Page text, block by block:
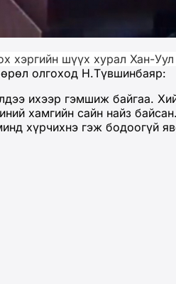
шүүх хурал Хан-
олгоход Н.Түвшинбаяр:
ихээр гэмшиж байгаа.
хамгийн сайн найз
хүрчихнэ гэж бодоогүй